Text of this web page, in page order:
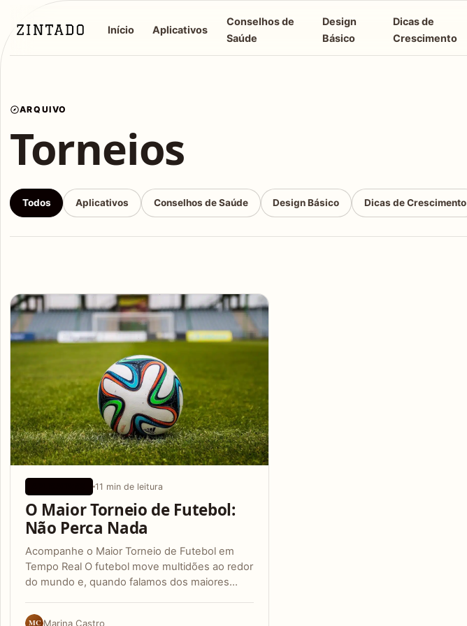
Início Aplicativos
Conselhos de
Saúde
Design
Básico
Dicas de
Crescimento
ARQUIVO
Torneios
Todos Aplicativos Conselhos de Saúde Design Básico Dicas de Crescimento
Articles
11 min de leitura
O Maior Torneio de Futebol:
Não Perca Nada
Acompanhe o Maior Torneio de Futebol em
Tempo Real O futebol move multidões ao redor
do mundo e, quando falamos dos maiores…
MC Marina Castro